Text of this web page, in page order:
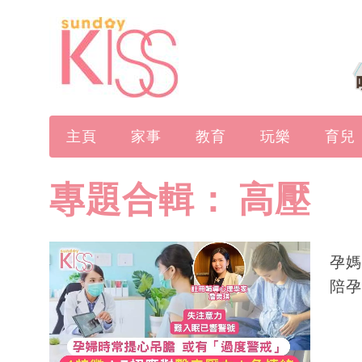
主頁 家事 教育 玩樂 育兒
專題合輯： 高壓
孕
陪